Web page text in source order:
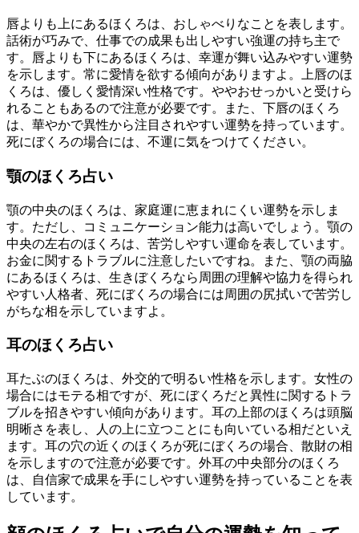
唇よりも上にあるほくろは、おしゃべりなことを表します。
話術が巧みで、仕事での成果も出しやすい強運の持ち主で
す。唇よりも下にあるほくろは、幸運が舞い込みやすい運勢
を示します。常に愛情を欲する傾向がありますよ。上唇のほ
くろは、優しく愛情深い性格です。ややおせっかいと受けら
れることもあるので注意が必要です。また、下唇のほくろ
は、華やかで異性から注目されやすい運勢を持っています。
死にぼくろの場合には、不運に気をつけてください。
顎のほくろ占い
顎の中央のほくろは、家庭運に恵まれにくい運勢を示しま
す。ただし、コミュニケーション能力は高いでしょう。顎の
中央の左右のほくろは、苦労しやすい運命を表しています。
お金に関するトラブルに注意したいですね。また、顎の両脇
にあるほくろは、生きぼくろなら周囲の理解や協力を得られ
やすい人格者、死にぼくろの場合には周囲の尻拭いで苦労し
がちな相を示していますよ。
耳のほくろ占い
耳たぶのほくろは、外交的で明るい性格を示します。女性の
場合にはモテる相ですが、死にぼくろだと異性に関するトラ
ブルを招きやすい傾向があります。耳の上部のほくろは頭脳
明晰さを表し、人の上に立つことにも向いている相だといえ
ます。耳の穴の近くのほくろが死にぼくろの場合、散財の相
を示しますので注意が必要です。外耳の中央部分のほくろ
は、自信家で成果を手にしやすい運勢を持っていることを表
しています。